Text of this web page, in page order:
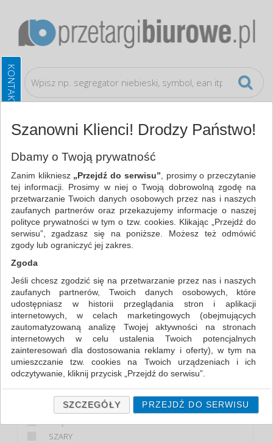
Koperty i akcesoria do wysyłek
WSZYSTKIE KATEGORIE
NAJCHĘTNIEJ WYBIERANE
KOPERTY I AKCESORIA DO WYSYŁEK
SZNURKI (6)
FILTRY WIĘCEJ
PRODUKT
NICI BAWEŁNIANE
NICI LNIANE
SZPAGAT JUTOWY
KOLOR
BIAŁY
BRĄZOWY
SZARY
Szanowni Klienci! Drodzy Państwo!
Dbamy o Twoją prywatność
Zanim klikniesz „Przejdź do serwisu” , prosimy o przeczytanie
tej informacji. Prosimy w niej o Twoją dobrowolną zgodę na
przetwarzanie Twoich danych osobowych przez nas i naszych
zaufanych partnerów oraz przekazujemy informacje o naszej
polityce prywatności w tym o tzw. cookies. Klikając „Przejdź do
serwisu”, zgadzasz się na poniższe. Możesz też odmówić
zgody lub ograniczyć jej zakres.
Zgoda
Jeśli chcesz zgodzić się na przetwarzanie przez nas i naszych
zaufanych partnerów, Twoich danych osobowych, które
udostępniasz w historii przeglądania stron i aplikacji
internetowych, w celach marketingowych (obejmujących
zautomatyzowaną analizę Twojej aktywności na stronach
internetowych w celu ustalenia Twoich potencjalnych
zainteresowań dla dostosowania reklamy i oferty), w tym na
umieszczanie tzw. cookies na Twoich urządzeniach i ich
odczytywanie, kliknij przycisk „Przejdź do serwisu”.
Jeśli nie chcesz wyrazić zgody lub ograniczyć jej zakres, kliknij
„Szczegóły”, gdzie znajdziesz wszelkie informacje o tym jak to
zrobić . Te same informacje znajdziesz także na podstronie z
naszą polityką prywatności obowiązującą od 25 maja 2018.
SZCZEGÓŁY PRZEJDŹ DO SERWISU